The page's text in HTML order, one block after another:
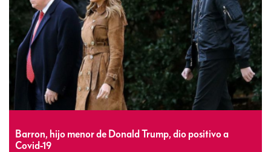
Barron, hijo menor de Donald Trump, dio positivo a
Covid-19